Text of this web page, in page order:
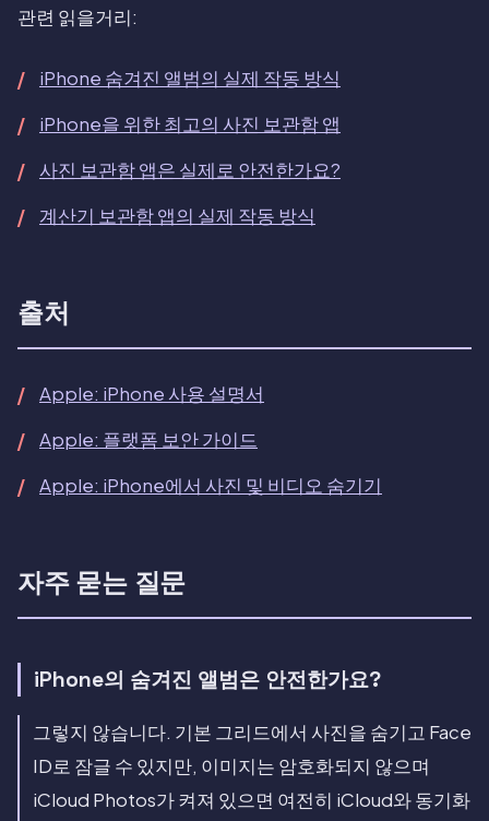
관련 읽을거리:
iPhone 숨겨진 앨범의 실제 작동 방식
iPhone을 위한 최고의 사진 보관함 앱
사진 보관함 앱은 실제로 안전한가요?
계산기 보관함 앱의 실제 작동 방식
출처
Apple: iPhone 사용 설명서
Apple: 플랫폼 보안 가이드
Apple: iPhone에서 사진 및 비디오 숨기기
자주 묻는 질문
iPhone의 숨겨진 앨범은 안전한가요?
그렇지 않습니다. 기본 그리드에서 사진을 숨기고 Face
ID로 잠글 수 있지만, 이미지는 암호화되지 않으며
iCloud Photos가 켜져 있으면 여전히 iCloud와 동기화